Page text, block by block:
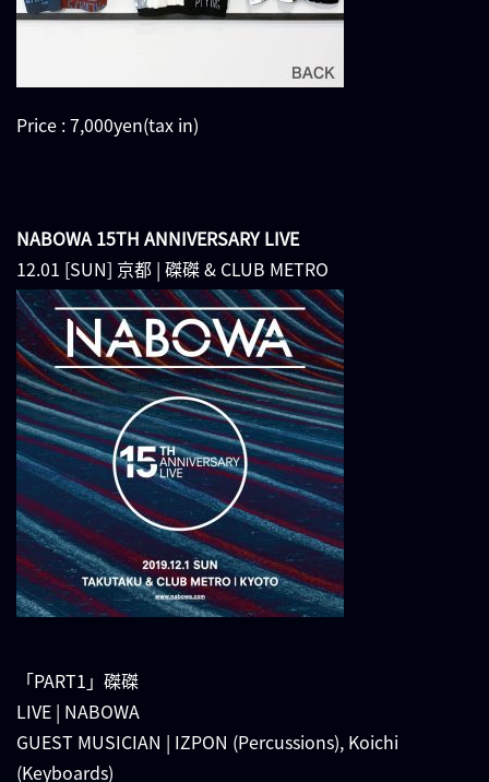
Price : 7,000yen(tax in)
NABOWA 15TH ANNIVERSARY LIVE
12.01 [SUN] 京都 | 磔磔 & CLUB METRO
「PART1」磔磔
LIVE | NABOWA
GUEST MUSICIAN | IZPON (Percussions), Koichi
(Keyboards)